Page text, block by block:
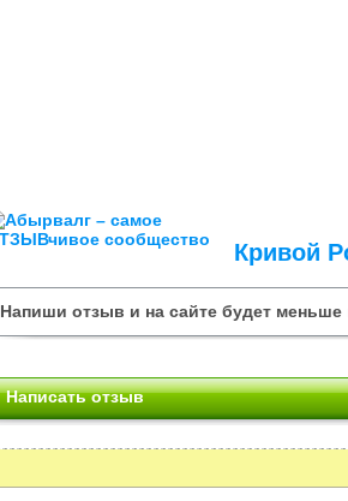
Кривой
Напиши отзыв и на сайте будет меньше
Написать отзыв